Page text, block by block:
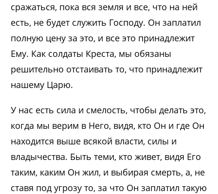
сражаться, пока вся земля и все, что на ней
есть, не будет служить Господу. Он заплатил
полную цену за это, и все это принадлежит
Ему. Как солдаты Креста, мы обязаны
решительно отстаивать то, что принадлежит
нашему Царю.
У нас есть сила и смелость, чтобы делать это,
когда мы верим в Него, видя, кто Он и где Он
находится выше всякой власти, силы и
владычества. Быть теми, кто живет, видя Его
таким, каким Он жил, и выбирая смерть, а, не
ставя под угрозу то, за что Он заплатил такую